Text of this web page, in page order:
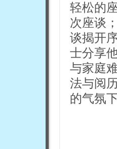
轻松的
次座谈
谈揭开
士分享
与家庭
法与阅
的气氛